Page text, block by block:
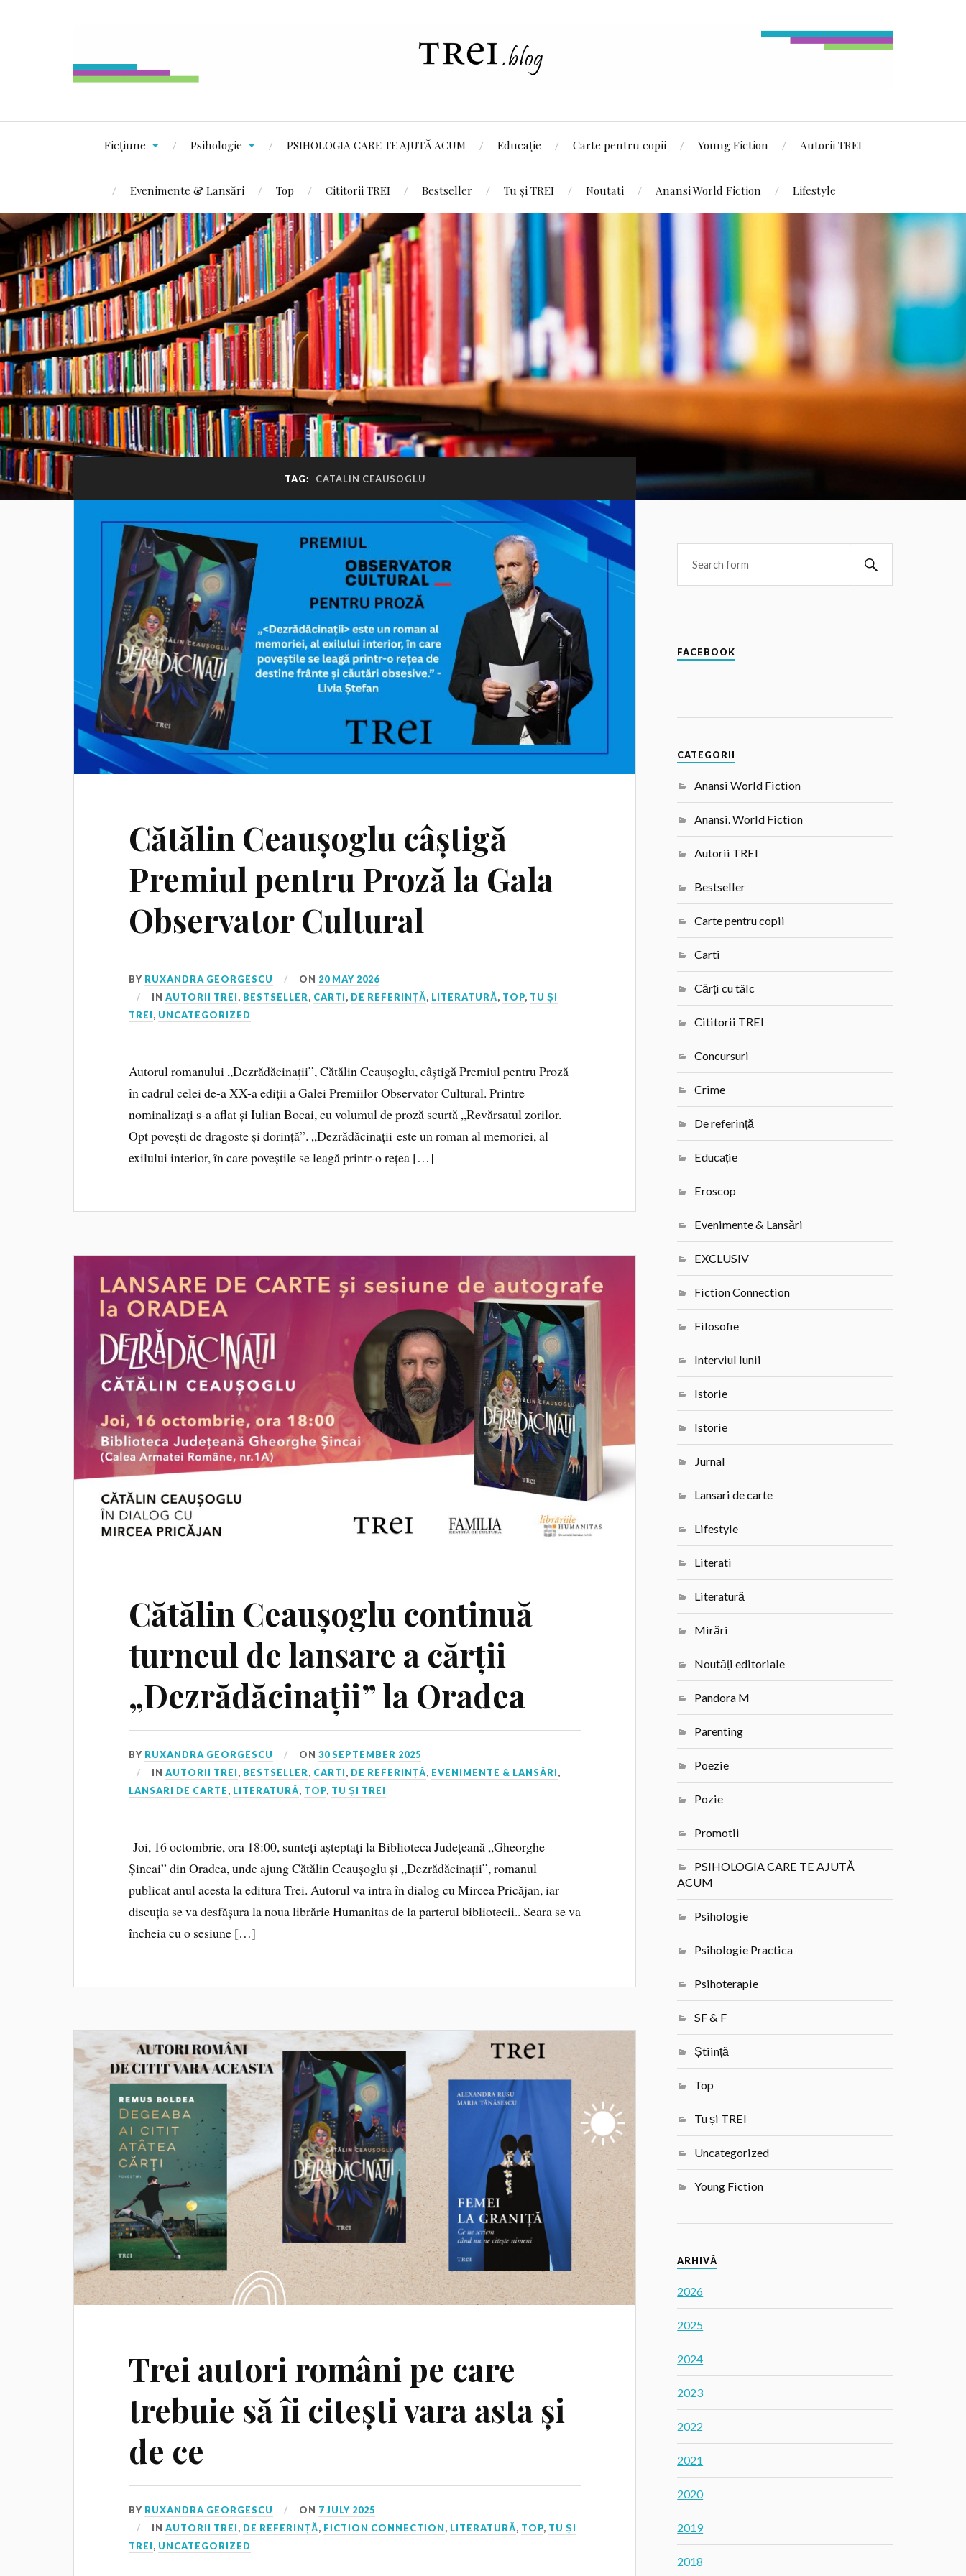
Ficțiune Psihologie PSIHOLOGIA CARE TE AJUTĂ ACUM Educație Carte pentru copii Young Fiction Autorii TREI
Evenimente & Lansări Top Cititorii TREI Bestseller Tu și TREI Noutati Anansi World Fiction Lifestyle
TAG: CATALIN CEAUSOGLU
Cătălin Ceaușoglu câștigă
Premiul pentru Proză la Gala
Observator Cultural
BY RUXANDRA GEORGESCU ON 20 MAY 2026
INAUTORII TREI, BESTSELLER, CARTI, DE REFERINȚĂ, LITERATURĂ, TOP, TU ȘI
TREI, UNCATEGORIZED
Autorul romanului „Dezrădăcinații”, Cătălin Ceaușoglu, câștigă Premiul pentru Proză
în cadrul celei de-a XX-a ediții a Galei Premiilor Observator Cultural. Printre
nominalizați s-a aflat și Iulian Bocai, cu volumul de proză scurtă „Revărsatul zorilor.
Opt povești de dragoste și dorință”. „Dezrădăcinații este un roman al memoriei, al
exilului interior, în care poveștile se leagă printr-o rețea […]
Cătălin Ceaușoglu continuă
turneul de lansare a cărții
„Dezrădăcinații” la Oradea
BY RUXANDRA GEORGESCU ON30 SEPTEMBER 2025
INAUTORII TREI, BESTSELLER, CARTI, DE REFERINȚĂ, EVENIMENTE & LANSĂRI,
LANSARI DE CARTE, LITERATURĂ, TOP, TU ȘI TREI
Joi, 16 octombrie, ora 18:00, sunteți așteptați la Biblioteca Județeană „Gheorghe
Șincai” din Oradea, unde ajung Cătălin Ceaușoglu și „Dezrădăcinații”, romanul
publicat anul acesta la editura Trei. Autorul va intra în dialog cu Mircea Pricăjan, iar
discuția se va desfășura la noua librărie Humanitas de la parterul bibliotecii.. Seara se va
încheia cu o sesiune […]
Trei autori români pe care
trebuie să îi citești vara asta și
de ce
BY RUXANDRA GEORGESCU ON 7 JULY 2025
INAUTORII TREI, DE REFERINȚĂ, FICTION CONNECTION, LITERATURĂ, TOP, TU ȘI
TREI, UNCATEGORIZED
FACEBOOK
CATEGORII
Anansi World Fiction
Anansi. World Fiction
Autorii TREI
Bestseller
Carte pentru copii
Carti
Cărți cu tâlc
Cititorii TREI
Concursuri
Crime
De referință
Educație
Eroscop
Evenimente & Lansări
EXCLUSIV
Fiction Connection
Filosofie
Interviul lunii
Istorie
Istorie
Jurnal
Lansari de carte
Lifestyle
Literati
Literatură
Mirări
Noutăți editoriale
Pandora M
Parenting
Poezie
Pozie
Promotii
PSIHOLOGIA CARE TE AJUTĂ
ACUM
Psihologie
Psihologie Practica
Psihoterapie
SF & F
Știință
Top
Tu și TREI
Uncategorized
Young Fiction
ARHIVĂ
2026
2025
2024
2023
2022
2021
2020
2019
2018